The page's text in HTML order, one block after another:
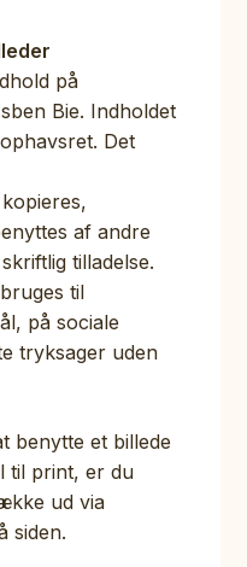
på
Bie. Indholdet
Det
kopieres,
af andre
tilladelse.
til
på sociale
tryksager uden
benytte et billede
til print, er du
ud via
siden.